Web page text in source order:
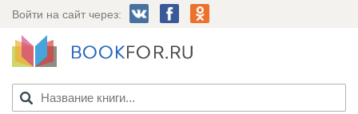
Войти на сайт через: